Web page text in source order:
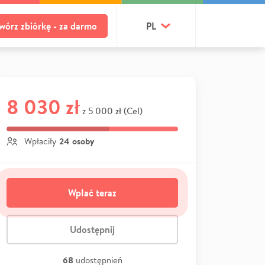
zbiórkę - za darmo PL
8 030 zł z 5 000 zł (Cel)
Wpłaciły 24 osoby
Wpłać teraz
Udostępnij
68 udostępnień